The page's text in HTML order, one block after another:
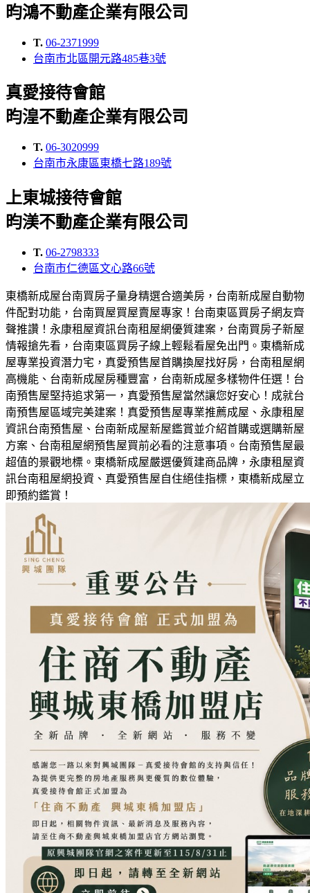
昀鴻不動產企業有限公司
T. 06-2371999
台南市北區開元路485巷3號
真愛接待會館
昀湟不動產企業有限公司
T. 06-3020999
台南市永康區東橋七路189號
上東城接待會館
昀渼不動產企業有限公司
T. 06-2798333
台南市仁德區文心路66號
東橋新成屋台南買房子量身精選合適美房，台南新成屋自動物
件配對功能，台南買屋買屋賣屋專家！台南東區買房子網友齊
聲推讚！永康租屋資訊台南租屋網優質建案，台南買房子新屋
情報搶先看，台南東區買房子線上輕鬆看屋免出門。東橋新成
屋專業投資潛力宅，真愛預售屋首購換屋找好房，台南租屋網
高機能、台南新成屋房種豐富，台南新成屋多樣物件任選！台
南預售屋堅持追求第一，真愛預售屋當然讓您好安心！成就台
南預售屋區域完美建案！真愛預售屋專業推薦成屋、永康租屋
資訊台南預售屋、台南新成屋新屋鑑賞並介紹首購或選購新屋
方案、台南租屋網預售屋買前必看的注意事項。台南預售屋最
超值的景觀地標。東橋新成屋嚴選優質建商品牌，永康租屋資
訊台南租屋網投資、真愛預售屋自住絕佳指標，東橋新成屋立
即預約鑑賞！